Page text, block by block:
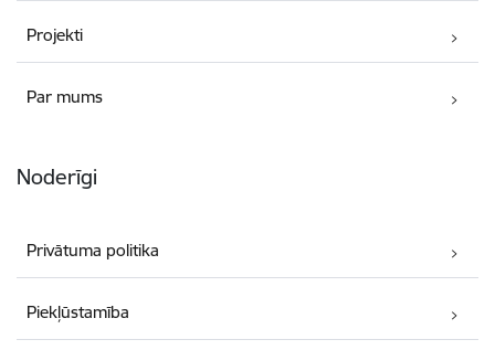
Projekti
Par mums
Noderīgi
Privātuma politika
Piekļūstamība